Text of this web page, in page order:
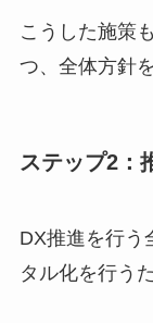
こうした施策
つ、全体方針
ステップ2：
DX推進を行う
タル化を行う